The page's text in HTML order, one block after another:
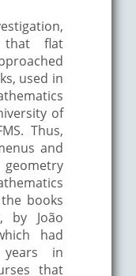
flat
used in
of
Thus,
and
books
by João
had
in
that